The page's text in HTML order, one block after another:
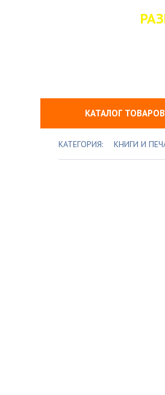
КАТАЛОГ ТОВАРОВ
КАТЕГОРИЯ: КНИГИ И